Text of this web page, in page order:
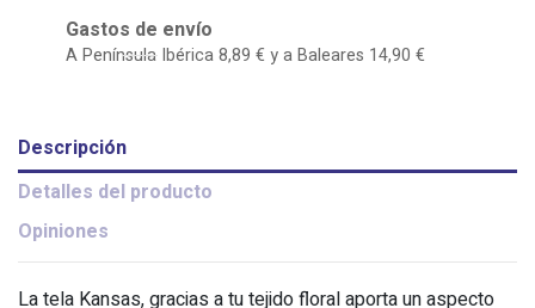
Gastos de envío
A Península Ibérica 8,89 € y a Baleares 14,90 €
Descripción
Detalles del producto
Opiniones
La tela Kansas, gracias a tu tejido floral aporta un aspecto